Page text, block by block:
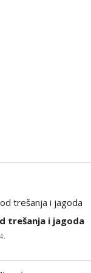
trešanja i jagoda